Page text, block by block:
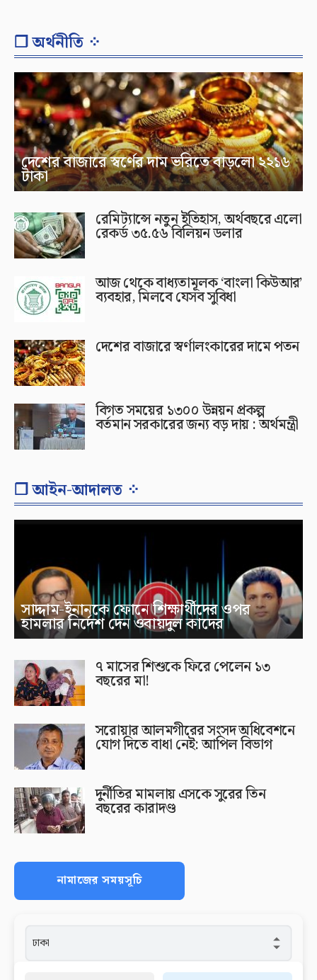
❐ অর্থনীতি ⁘
দেশের বাজারে স্বর্ণের দাম ভরিতে বাড়লো ২২১৬
টাকা
রেমিট্যান্সে নতুন ইতিহাস, অর্থবছরে এলো
রেকর্ড ৩৫.৫৬ বিলিয়ন ডলার
আজ থেকে বাধ্যতামূলক ‘বাংলা কিউআর’
ব্যবহার, মিলবে যেসব সুবিধা
দেশের বাজারে স্বর্ণালংকারের দামে পতন
বিগত সময়ের ১৩০০ উন্নয়ন প্রকল্প
বর্তমান সরকারের জন্য বড় দায় : অর্থমন্ত্রী
❐ আইন-আদালত ⁘
সাদ্দাম-ইনানকে ফোনে শিক্ষার্থীদের ওপর
হামলার নির্দেশ দেন ওবায়দুল কাদের
৭ মাসের শিশুকে ফিরে পেলেন ১৩
বছরের মা!
সরোয়ার আলমগীরের সংসদ অধিবেশনে
যোগ দিতে বাধা নেই: আপিল বিভাগ
দুর্নীতির মামলায় এসকে সুরের তিন
বছরের কারাদণ্ড
নামাজের সময়সূচি